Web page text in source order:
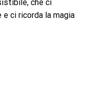
che ci
e ci ricorda la magia